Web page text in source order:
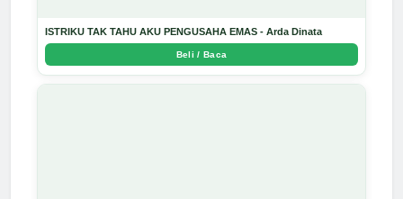
ISTRIKU TAK TAHU AKU PENGUSAHA EMAS - Arda Dinata
Beli / Baca